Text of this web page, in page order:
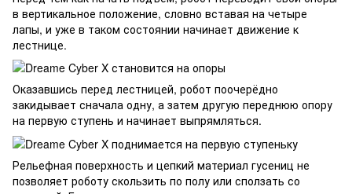
в вертикальное положение, словно вставая на четыре
лапы, и уже в таком состоянии начинает движение к
лестнице.
Оказавшись перед лестницей, робот поочерёдно
закидывает сначала одну, а затем другую переднюю опору
на первую ступень и начинает выпрямляться.
Рельефная поверхность и цепкий материал гусениц не
позволяет роботу скользить по полу или сползать со